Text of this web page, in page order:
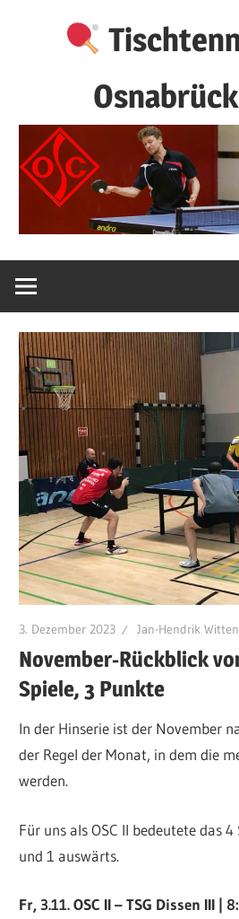
3. Dezember 2023 Jan-Hendrik
November-Rückblick
Spiele, 3 Punkte
In der Hinserie ist der November
der Regel der Monat, in dem die
werden.
Für uns als OSC II bedeutete das
und 1 auswärts.
Fr, 3.11. OSC II – TSG Dissen III |